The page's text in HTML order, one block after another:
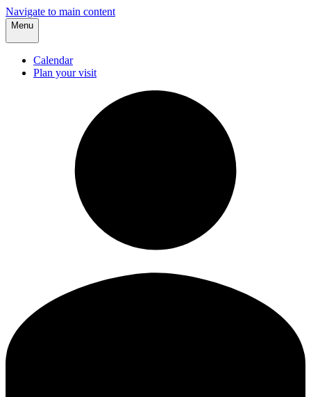
Navigate to main content
Menu
Calendar
Plan your visit